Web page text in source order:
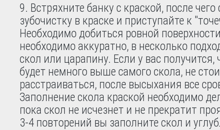
9. Встряхните банку с краской, после
зубочистку в краске и приступайте к
Необходимо добиться ровной
необходимо аккуратно, в несколько
скол или царапину. Если у вас получится,
будет немного выше самого скола, не
расстраиваться, после высыхания все
Заполнение скола краской необходимо
пока скол не исчезнет и не прекратит
3-4 повторений вы заполните скол и